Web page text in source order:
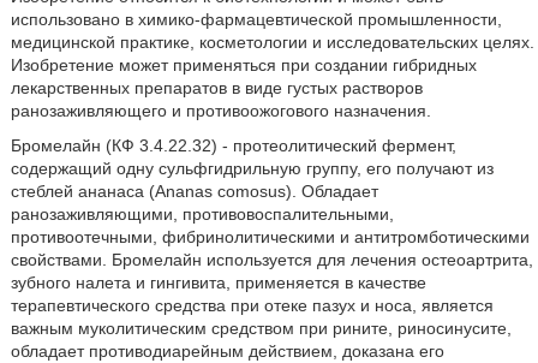
использовано в химико-фармацевтической промышленности,
медицинской практике, косметологии и исследовательских целях.
Изобретение может применяться при создании гибридных
лекарственных препаратов в виде густых растворов
ранозаживляющего и противоожогового назначения.
Бромелайн (КФ 3.4.22.32) - протеолитический фермент,
содержащий одну сульфгидрильную группу, его получают из
стеблей ананаса (Ananas comosus). Обладает
ранозаживляющими, противовоспалительными,
противоотечными, фибринолитическими и антитромботическими
свойствами. Бромелайн используется для лечения остеоартрита,
зубного налета и гингивита, применяется в качестве
терапевтического средства при отеке пазух и носа, является
важным муколитическим средством при рините, риносинусите,
обладает противодиарейным действием, доказана его